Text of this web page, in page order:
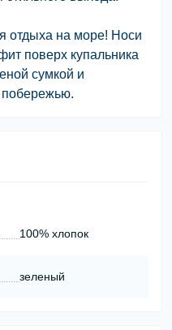
отдыха на море! Носи
поверх купальника
сумкой и
побережью.
100% хлопок
зеленый